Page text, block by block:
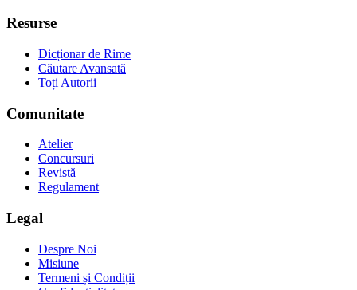
Resurse
Dicționar de Rime
Căutare Avansată
Toți Autorii
Comunitate
Atelier
Concursuri
Revistă
Regulament
Legal
Despre Noi
Misiune
Termeni și Condiții